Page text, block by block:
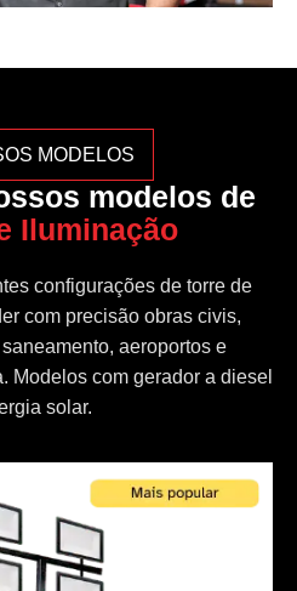
MODELOS
modelos de
Iluminação
configurações de torre de
com precisão obras civis,
aeroportos e
Modelos com gerador a diesel
solar.